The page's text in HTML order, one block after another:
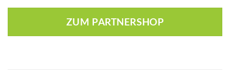
ZUM PARTNERSHOP